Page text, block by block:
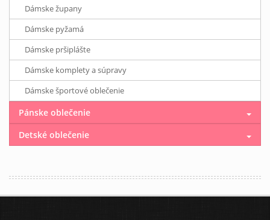
Dámske župany
Dámske pyžamá
Dámske pršiplášte
Dámske komplety a súpravy
Dámske športové oblečenie
Pánske oblečenie
Detské oblečenie